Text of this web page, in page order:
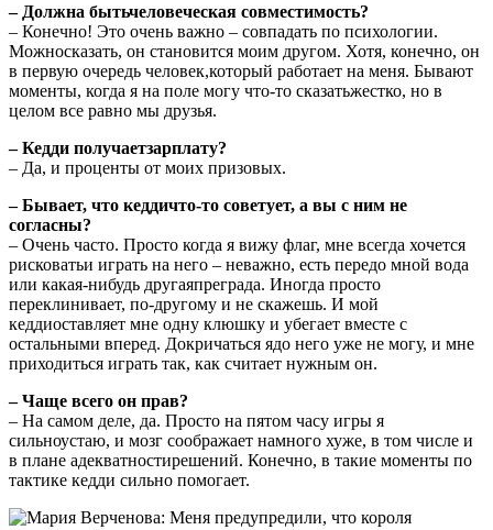
– Должна бытьчеловеческая совместимость?
– Конечно! Это очень важно – совпадать по психологии.
Можносказать, он становится моим другом. Хотя, конечно, он
в первую очередь человек,который работает на меня. Бывают
моменты, когда я на поле могу что-то сказатьжестко, но в
целом все равно мы друзья.
– Кедди получаетзарплату?
– Да, и проценты от моих призовых.
– Бывает, что кеддичто-то советует, а вы с ним не
согласны?
– Очень часто. Просто когда я вижу флаг, мне всегда хочется
рисковатьи играть на него – неважно, есть передо мной вода
или какая-нибудь другаяпреграда. Иногда просто
переклинивает, по-другому и не скажешь. И мой
кеддиоставляет мне одну клюшку и убегает вместе с
остальными вперед. Докричаться ядо него уже не могу, и мне
приходиться играть так, как считает нужным он.
– Чаще всего он прав?
– На самом деле, да. Просто на пятом часу игры я
сильноустаю, и мозг соображает намного хуже, в том числе и
в плане адекватностирешений. Конечно, в такие моменты по
тактике кедди сильно помогает.